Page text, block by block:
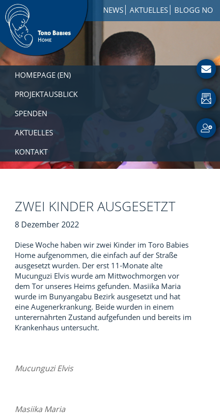
Zur
Hauptnavigation
springen
Skip
to
main
content
Zur
Fußzeile
springen
NEWS AKTUELLES BLOGG NO
Toro
Babies
Home
How
Involved
HOMEPAGE (EN)
PROJEKTAUSBLICK
SPENDEN
AKTUELLES
KONTAKT
ZWEI KINDER AUSGESETZT
8 Dezember 2022
Diese Woche haben wir zwei Kinder im Toro Babies
Home aufgenommen, die einfach auf der Straße
ausgesetzt wurden. Der erst 11-Monate alte
Mucunguzi Elvis wurde am Mittwochmorgen vor
dem Tor unseres Heims gefunden. Masiika Maria
wurde im Bunyangabu Bezirk ausgesetzt und hat
eine Augenerkrankung. Beide wurden in einem
unterernährten Zustand aufgefunden und bereits im
Krankenhaus untersucht.
Mucunguzi Elvis
Masiika Maria